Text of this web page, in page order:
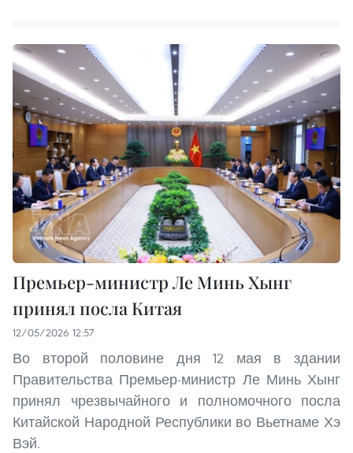
Премьер-министр Ле Минь Хынг
принял посла Китая
12/05/2026 12:57
Во второй половине дня 12 мая в здании
Правительства Премьер-министр Ле Минь Хынг
принял чрезвычайного и полномочного посла
Китайской Народной Республики во Вьетнаме Хэ
Вэй.